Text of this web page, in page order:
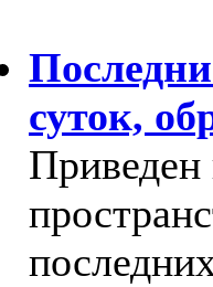
суток,
Приведен